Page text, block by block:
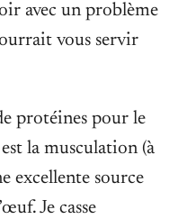
avec un problème
vous servir
protéines pour le
la musculation (à
excellente source
Je casse